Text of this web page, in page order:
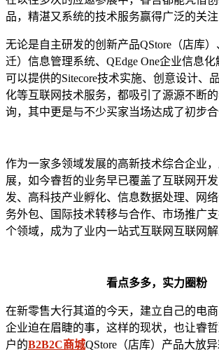
品，精湛又系统的技术服务赢得广泛的关注
无论是自主研发的创新产品QStore（店库
迁）信息管理系统、QEdge One企业信息
可以提供的Sitecore技术实施、创意设计、
化等互联网技术服务，都吸引了源源不断
询，其中更是与不少买家当场达成了初步
作为一家多领域发展的高新技术综合企业
展，如今睿哲的业务早已覆盖了互联网开
发、高科技产业孵化、信息数据处理、网
务外包、国际技术转移与合作、市场推广
个领域，成为了业内一站式互联网互联网解
看点多多，实力圈粉
在新零售大行其道的今天，建立自己的电
企业迫在眉睫的事，这样的现状，也让睿
户的B2B2C商城QStore（店库）产品大放